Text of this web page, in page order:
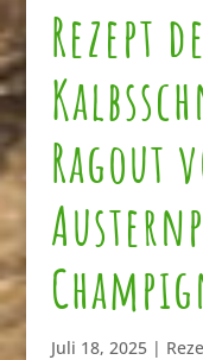
Rezept
Ragout
Juli 18, 2025|